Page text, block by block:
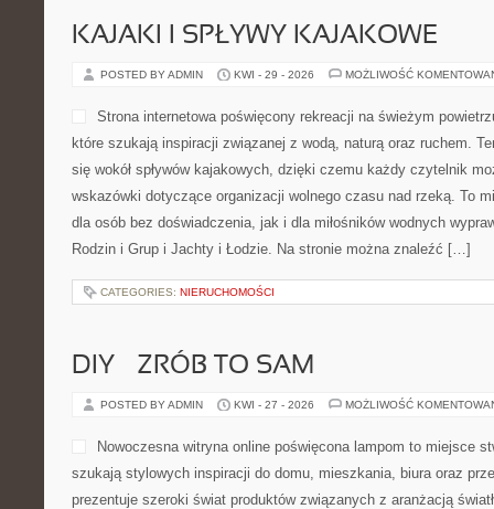
KAJAKI I SPŁYWY KAJAKOWE
POSTED BY ADMIN KWI - 29 - 2026 MOŻLIWOŚĆ
Strona internetowa poświęcony rekreacji na świeżym
które szukają inspiracji związanej z wodą, naturą oraz ruchem.
się wokół spływów kajakowych, dzięki czemu każdy czytelnik
wskazówki dotyczące organizacji wolnego czasu nad rzeką. To
dla osób bez doświadczenia, jak i dla miłośników wodnych
Rodzin i Grup i Jachty i Łodzie. Na stronie można znaleźć […]
CATEGORIES: NIERUCHOMOŚCI
DIY – ZRÓB TO SAM
POSTED BY ADMIN KWI - 27 - 2026 MOŻLIWOŚĆ
Nowoczesna witryna online poświęcona lampom to miejsce
szukają stylowych inspiracji do domu, mieszkania, biura oraz
prezentuje szeroki świat produktów związanych z aranżacją